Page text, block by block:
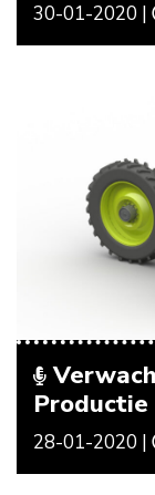
30-01-2020 |
Productie
28-01-2020 |